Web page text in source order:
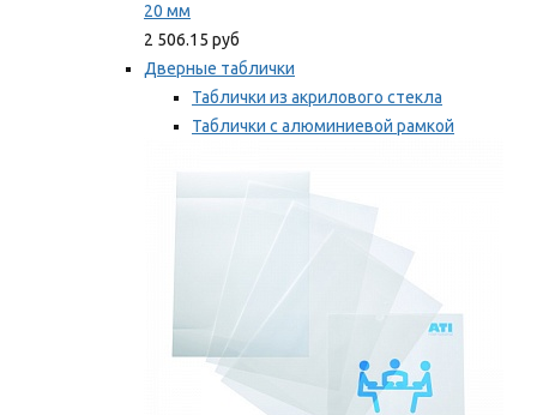
20 мм
2 506.15 руб
Дверные таблички
Таблички из акрилового стекла
Таблички с алюминиевой рамкой